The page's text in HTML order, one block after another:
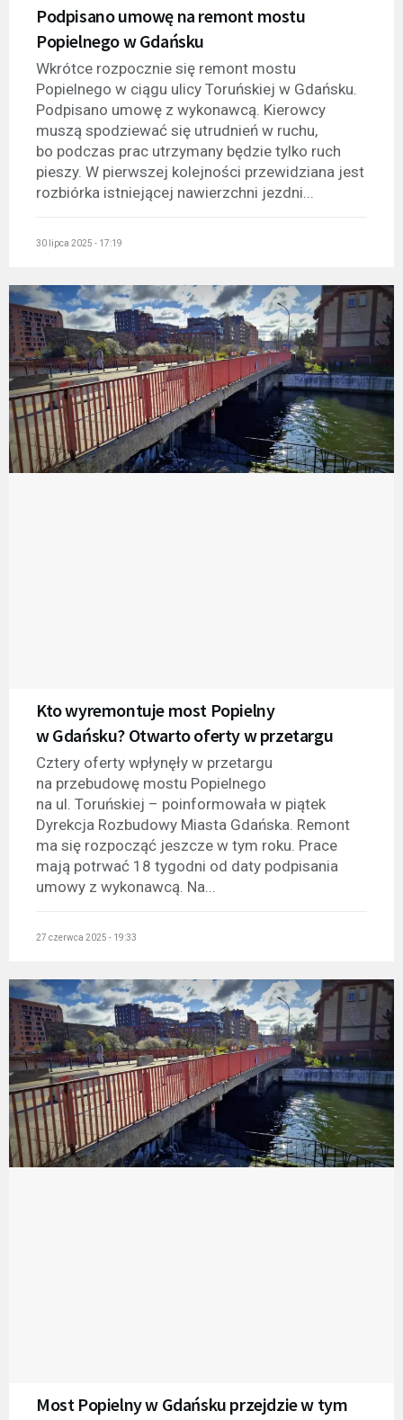
Podpisano umowę na remont mostu
Popielnego w Gdańsku
Wkrótce rozpocznie się remont mostu
Popielnego w ciągu ulicy Toruńskiej w Gdańsku.
Podpisano umowę z wykonawcą. Kierowcy
muszą spodziewać się utrudnień w ruchu,
bo podczas prac utrzymany będzie tylko ruch
pieszy. W pierwszej kolejności przewidziana jest
rozbiórka istniejącej nawierzchni jezdni...
30 lipca 2025 - 17:19
Kto wyremontuje most Popielny
w Gdańsku? Otwarto oferty w przetargu
Cztery oferty wpłynęły w przetargu
na przebudowę mostu Popielnego
na ul. Toruńskiej – poinformowała w piątek
Dyrekcja Rozbudowy Miasta Gdańska. Remont
ma się rozpocząć jeszcze w tym roku. Prace
mają potrwać 18 tygodni od daty podpisania
umowy z wykonawcą. Na...
27 czerwca 2025 - 19:33
Most Popielny w Gdańsku przejdzie w tym